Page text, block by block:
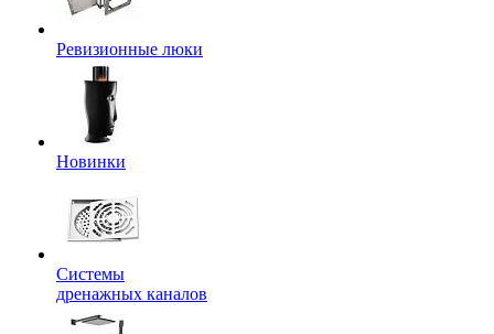
Ревизионные люки
Новинки
Системы
дренажных каналов